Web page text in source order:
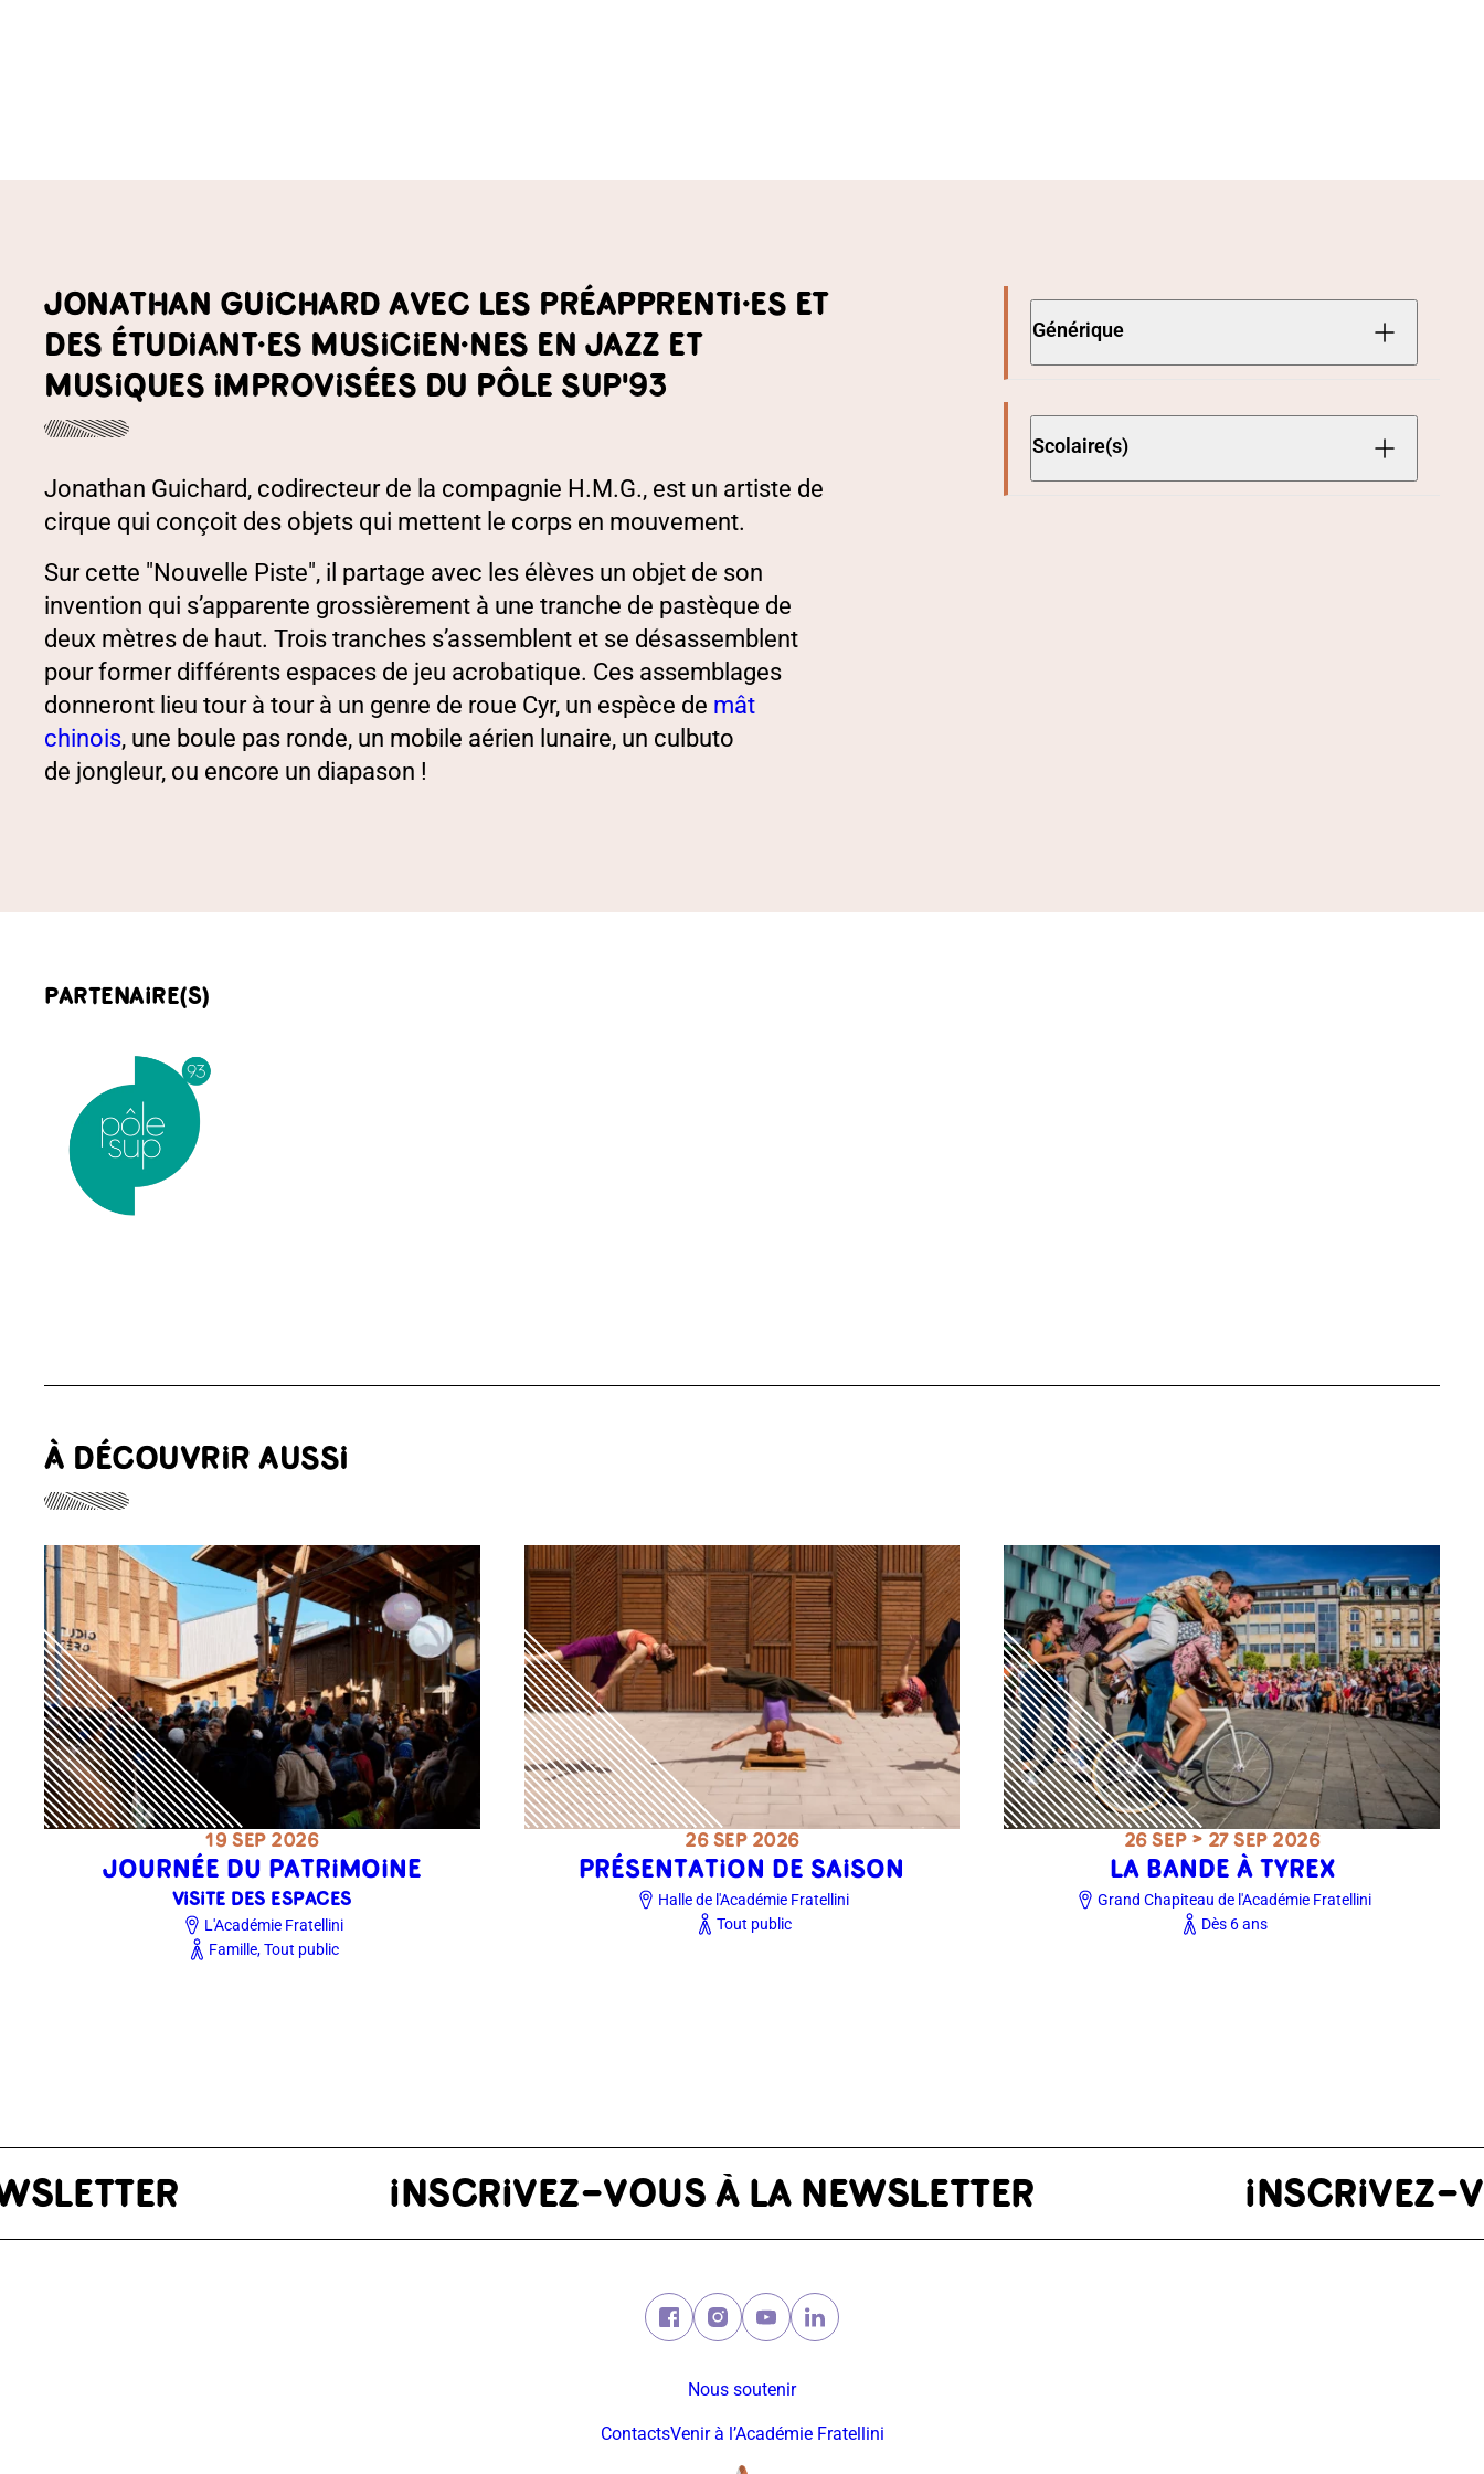
PRÉSENTATION
JONATHAN GUICHARD AVEC LES PRÉAPPRENTI·ES ET
DES ÉTUDIANT·ES MUSICIEN·NES EN JAZZ ET
MUSIQUES IMPROVISÉES DU PÔLE SUP'93
Jonathan Guichard, codirecteur de la compagnie H.M.G., est un artiste de
cirque qui conçoit des objets qui mettent le corps en mouvement.
Sur cette "Nouvelle Piste", il partage avec les élèves un objet de son
invention qui s’apparente grossièrement à une tranche de pastèque de
deux mètres de haut. Trois tranches s’assemblent et se désassemblent
pour former différents espaces de jeu acrobatique. Ces assemblages
donneront lieu tour à tour à un genre de roue Cyr, un espèce de mât
chinois, une boule pas ronde, un mobile aérien lunaire, un culbuto
de jongleur, ou encore un diapason !
Générique
Scolaire(s)
PARTENAIRE(S)
À DÉCOUVRIR AUSSI
19 SEP 2026
JOURNÉE DU PATRIMOINE
VISITE DES ESPACES
L'Académie Fratellini
Famille, Tout public
26 SEP 2026
PRÉSENTATION DE SAISON
Halle de l'Académie Fratellini
Tout public
26 SEP > 27 SEP 2026
LA BANDE À TYREX
Grand Chapiteau de l'Académie Fratellini
Dès 6 ans
Facebook (nouvelle fenêtre)
Instagram (nouvelle fenêtre)
Youtube (nouvelle fenêtre)
Linkedin (nouvelle fenêtre)
Nous soutenir
ContactsVenir à l’Académie Fratellini